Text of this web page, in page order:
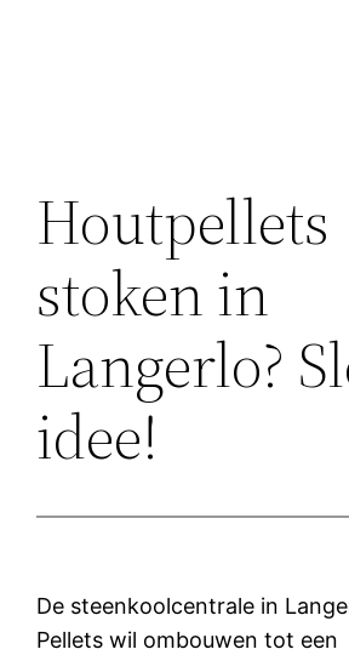
Houtpellets
stoken in
Langerlo?
idee!
De steenkoolcentrale in
Pellets wil ombouwen tot een